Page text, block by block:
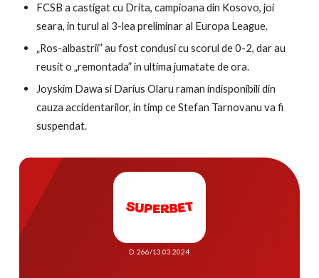
FCSB a castigat cu Drita, campioana din Kosovo, joi
seara, in turul al 3-lea preliminar al Europa League.
„Ros-albastrii” au fost condusi cu scorul de 0-2, dar au
reusit o „remontada” in ultima jumatate de ora.
Joyskim Dawa si Darius Olaru raman indisponibili din
cauza accidentarilor, in timp ce Stefan Tarnovanu va fi
suspendat.
D. 266/13.03.2024